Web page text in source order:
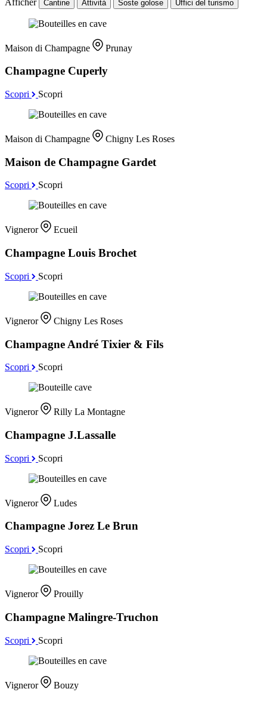
Cantine Attività Soste golose Uffici del turismo
Maison di Champagne Prunay
Champagne Cuperly
Scopri Scopri
Maison di Champagne Chigny Les Roses
Maison de Champagne Gardet
Scopri Scopri
Vigneror Ecueil
Champagne Louis Brochet
Scopri Scopri
Vigneror Chigny Les Roses
Champagne André Tixier & Fils
Scopri Scopri
Vigneror Rilly La Montagne
Champagne J.Lassalle
Scopri Scopri
Vigneror Ludes
Champagne Jorez Le Brun
Scopri Scopri
Vigneror Prouilly
Champagne Malingre-Truchon
Scopri Scopri
Vigneror Bouzy